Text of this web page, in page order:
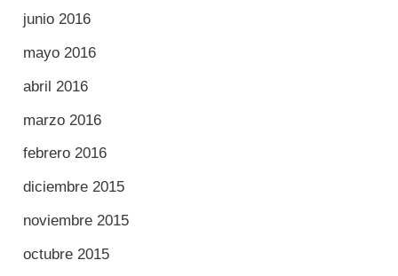
junio 2016
mayo 2016
abril 2016
marzo 2016
febrero 2016
diciembre 2015
noviembre 2015
octubre 2015